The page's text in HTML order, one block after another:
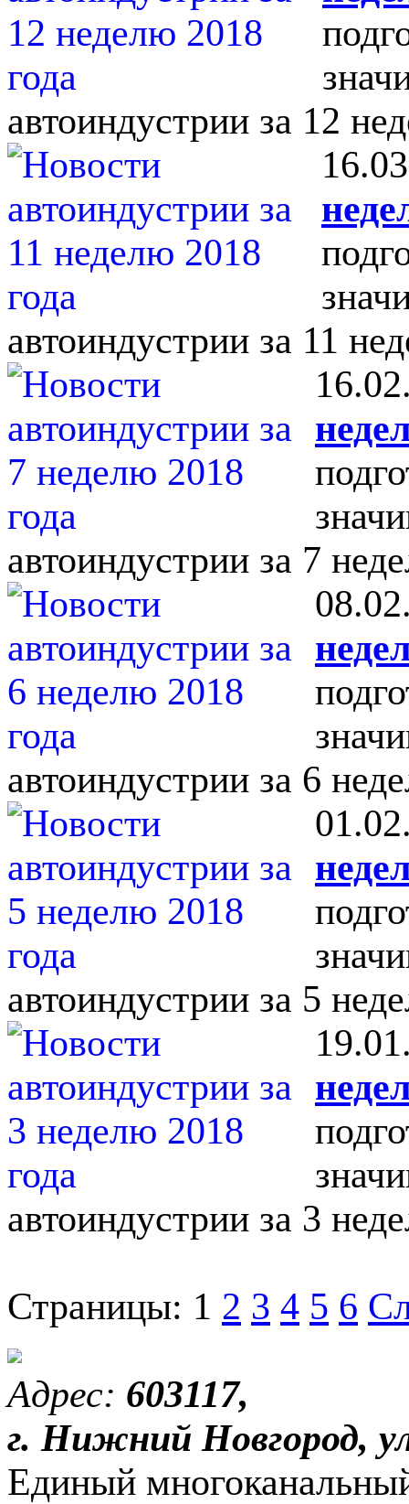
автоиндустрии за 12
автоиндустрии за 11
автоиндустрии за 7
автоиндустрии за 6
автоиндустрии за 5
автоиндустрии за 3
Страницы: 1 2 3 4 5 6
Адрес: 603117,
г. Нижний Новгород,
Единый